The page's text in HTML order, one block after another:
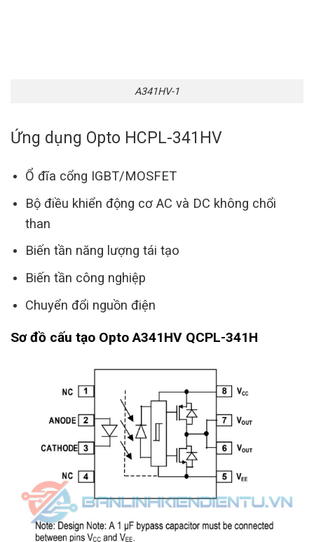
A341HV-1
Ứng dụng Opto HCPL-341HV
Ổ đĩa cổng IGBT/MOSFET
Bộ điều khiển động cơ AC và DC không chổi
than
Biến tần năng lượng tái tạo
Biến tần công nghiệp
Chuyển đổi nguồn điện
Sơ đồ cấu tạo Opto A341HV QCPL-341H